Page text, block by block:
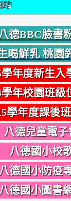
站
德BBC臉書
喝鮮乳 桃園
學年度新生入
學年校園班級
學年度課後
八德兒童電子
八德國小校
八德國小防疫
八德國小圖書